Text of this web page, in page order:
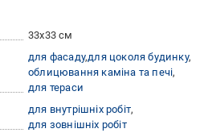
33x33 см
для фасаду для цоколя будинку
облицювання каміна та печі
для тераси
для внутрішніх робіт
для зовнішніх робіт